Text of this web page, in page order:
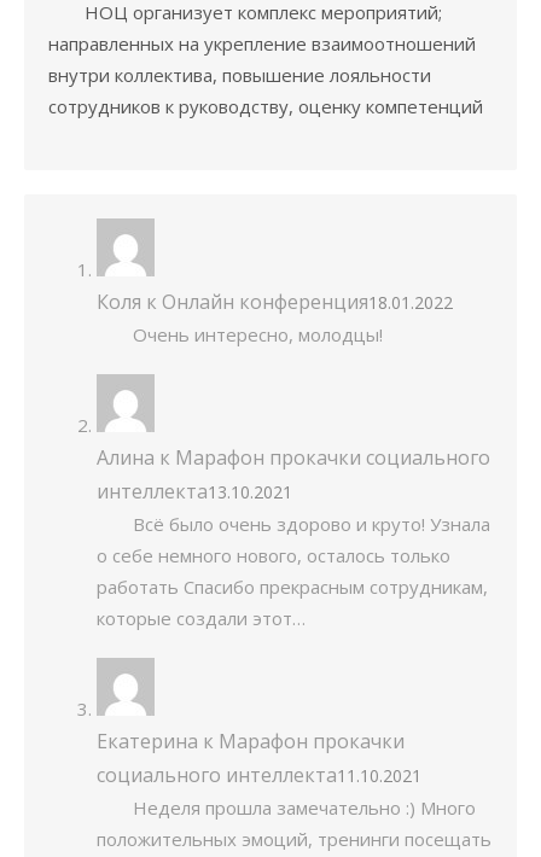
НОЦ организует комплекс мероприятий;
направленных на укрепление взаимоотношений
внутри коллектива, повышение лояльности
сотрудников к руководству, оценку компетенций
Коля к Онлайн конференция18.01.2022
Очень интересно, молодцы!
Алина к Марафон прокачки социального
интеллекта13.10.2021
Всё было очень здорово и круто! Узнала
о себе немного нового, осталось только
работать Спасибо прекрасным сотрудникам,
которые создали этот…
Екатерина к Марафон прокачки
социального интеллекта11.10.2021
Неделя прошла замечательно :) Много
положительных эмоций, тренинги посещать